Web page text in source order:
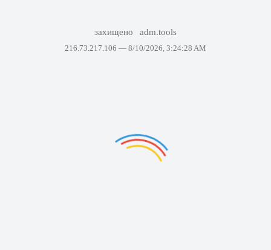
захищено adm.tools
216.73.217.106 — 8/10/2026, 3:24:28 AM